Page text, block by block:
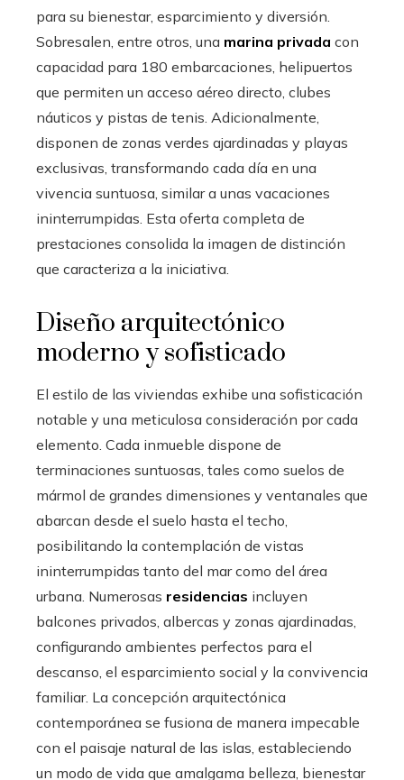
para su bienestar, esparcimiento y diversión.
Sobresalen, entre otros, una marina privada con
capacidad para 180 embarcaciones, helipuertos
que permiten un acceso aéreo directo, clubes
náuticos y pistas de tenis. Adicionalmente,
disponen de zonas verdes ajardinadas y playas
exclusivas, transformando cada día en una
vivencia suntuosa, similar a unas vacaciones
ininterrumpidas. Esta oferta completa de
prestaciones consolida la imagen de distinción
que caracteriza a la iniciativa.
Diseño arquitectónico
moderno y sofisticado
El estilo de las viviendas exhibe una sofisticación
notable y una meticulosa consideración por cada
elemento. Cada inmueble dispone de
terminaciones suntuosas, tales como suelos de
mármol de grandes dimensiones y ventanales que
abarcan desde el suelo hasta el techo,
posibilitando la contemplación de vistas
ininterrumpidas tanto del mar como del área
urbana. Numerosas residencias incluyen
balcones privados, albercas y zonas ajardinadas,
configurando ambientes perfectos para el
descanso, el esparcimiento social y la convivencia
familiar. La concepción arquitectónica
contemporánea se fusiona de manera impecable
con el paisaje natural de las islas, estableciendo
un modo de vida que amalgama belleza, bienestar